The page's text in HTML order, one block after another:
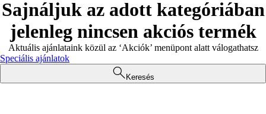
Sajnáljuk az adott kategóriában
jelenleg nincsen akciós termék
Aktuális ajánlataink közül az ‘Akciók’ menüpont alatt válogathatsz
Speciális ajánlatok
Keresés